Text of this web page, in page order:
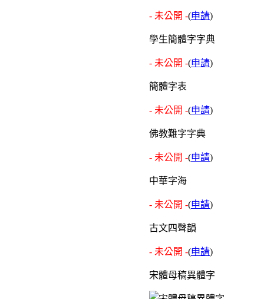
- 未公開 -(申請)
學生簡體字字典
- 未公開 -(申請)
簡體字表
- 未公開 -(申請)
佛教難字字典
- 未公開 -(申請)
中華字海
- 未公開 -(申請)
古文四聲韻
- 未公開 -(申請)
宋體母稿異體字